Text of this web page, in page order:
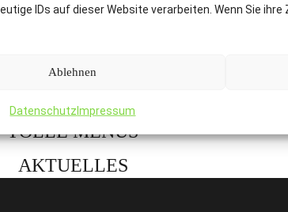
IDs auf dieser Website verarbeiten. Wenn Sie
Ablehnen
DatenschutzImpressum
überzeugt haben. Wir stehen Ihnen bei
TOLLE MENÜS
AKTUELLES